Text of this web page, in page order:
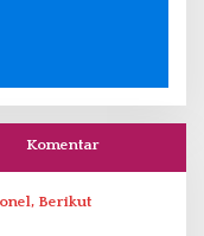
Komentar
Berikut